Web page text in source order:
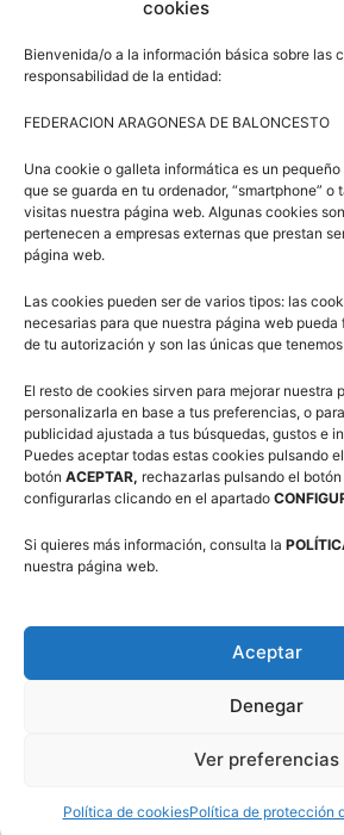
cookies
Bienvenida/o a la información básica sobre las
responsabilidad de la entidad:
FEDERACION ARAGONESA DE BALONCESTO
Una cookie o galleta informática es un
que se guarda en tu ordenador, “smartphone”
visitas nuestra página web. Algunas cookies
pertenecen a empresas externas que prestan
página web.
Las cookies pueden ser de varios tipos: las
necesarias para que nuestra página web
de tu autorización y son las únicas que
El resto de cookies sirven para mejorar nuestra
personalizarla en base a tus preferencias, o
publicidad ajustada a tus búsquedas, gustos e
Puedes aceptar todas estas cookies pulsando el
botón ACEPTAR, rechazarlas pulsando el botón
configurarlas clicando en el apartado
Si quieres más información, consulta la
nuestra página web.
Aceptar
Denegar
Ver preferencias
Política de cookiesPolítica de protección
Artículos relacionados Más del autor
3×3 Villanúa 2026
Comité de Árbitros
Campus Baloncesto
Suscríbete a nuestra Newsletter